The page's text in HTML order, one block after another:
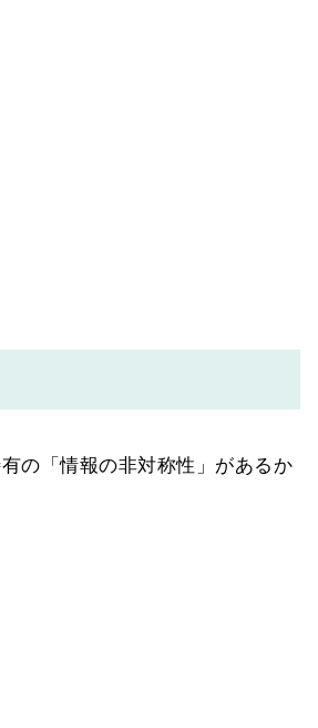
の「情報の非対称性」があるか